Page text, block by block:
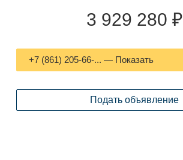
3 929 280 ₽
+7 (861) 205-66-... — Показать
Подать объявление